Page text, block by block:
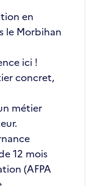
en
le Morbihan
ici !
concret,
métier
12 mois
(AFPA